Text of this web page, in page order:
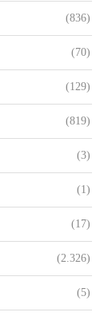
(836)
(70)
(129)
(819)
(3)
(1)
(17)
(2.326)
(5)